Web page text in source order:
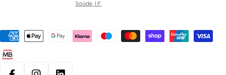
Saúde, I.P.
Métodos
pagamento